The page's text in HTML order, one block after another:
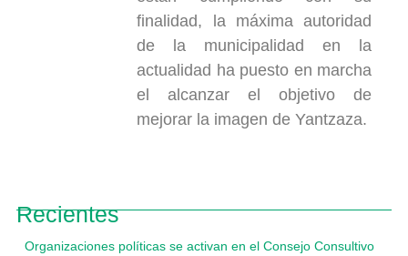
finalidad, la máxima autoridad
de la municipalidad en la
actualidad ha puesto en marcha
el alcanzar el objetivo de
mejorar la imagen de Yantzaza.
Recientes
Organizaciones políticas se activan en el Consejo Consultivo